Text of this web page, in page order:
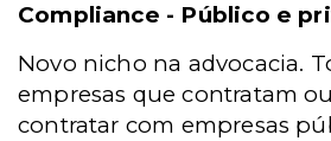
Compliance - Público e
Novo nicho na advocacia.
empresas que contratam
contratar com empresas